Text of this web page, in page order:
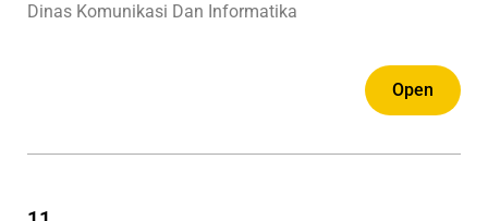
Dinas Komunikasi Dan Informatika
Open